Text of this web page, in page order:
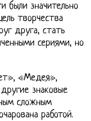
были значительно
творчества
друга, стать
сериями, но
«Медея»,
знаковые
сложным
работой.